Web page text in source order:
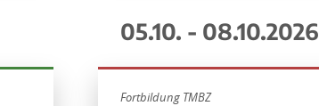
05.10. - 08.10.2026
Fortbildung TMBZ